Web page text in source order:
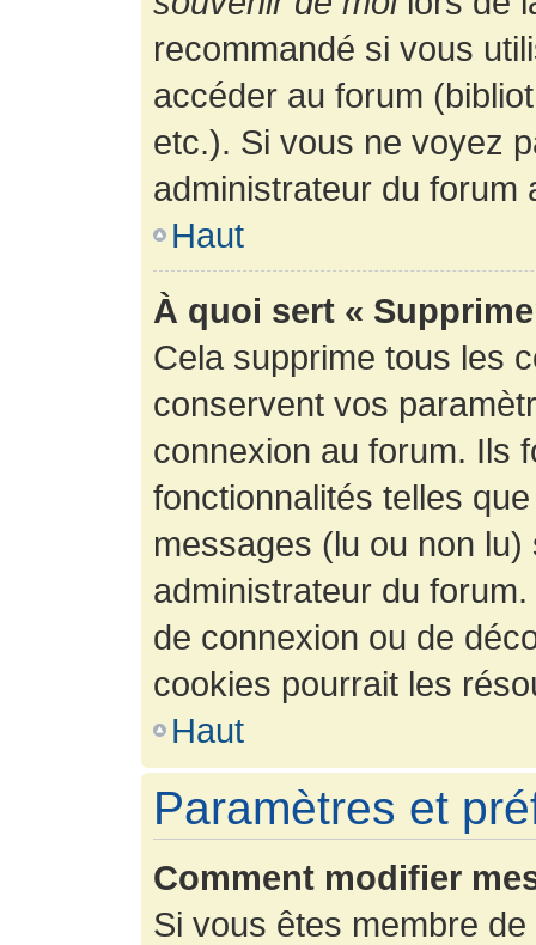
recommandé si vous
accéder au forum
etc.). Si vous ne voyez
administrateur du forum
Haut
À quoi sert «
Cela supprime tous les
conservent vos
connexion au forum. Ils
fonctionnalités telles
messages (lu ou non
administrateur du
de connexion ou de
cookies pourrait les
Haut
Paramètres et
Comment modifier
Si vous êtes membre